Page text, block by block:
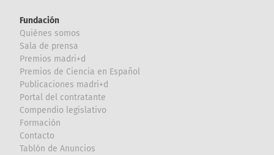
Fundación
Quiénes somos
Sala de prensa
Premios madri+d
Premios de Ciencia en Español
Publicaciones madri+d
Portal del contratante
Compendio legislativo
Formación
Contacto
Tablón de Anuncios